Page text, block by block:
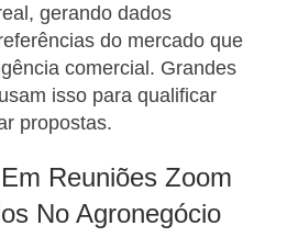
gerando dados
do mercado que
comercial. Grandes
isso para qualificar
propostas.
Reuniões Zoom
No Agronegócio